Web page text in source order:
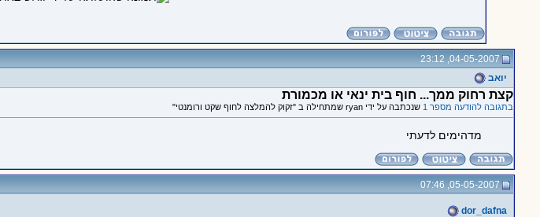
04-05-2007, 23:12
יואב
קצת רחוק ממך... חוף בית ינאי או מכמורת
בתגובה להודעה מספר 1 שנכתבה על ידי ryan שמתחילה ב "זקוק להמלצה לחוף שקט ורומנטי"
מדהימים לדעתי
05-05-2007, 07:46
dor_dafna